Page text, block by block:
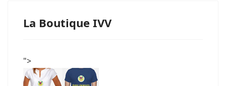
La Boutique IVV
">